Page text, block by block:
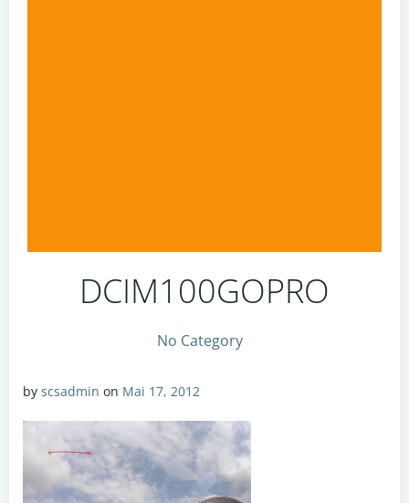
DCIM100GOPRO
No Category
by scsadmin on Mai 17, 2012